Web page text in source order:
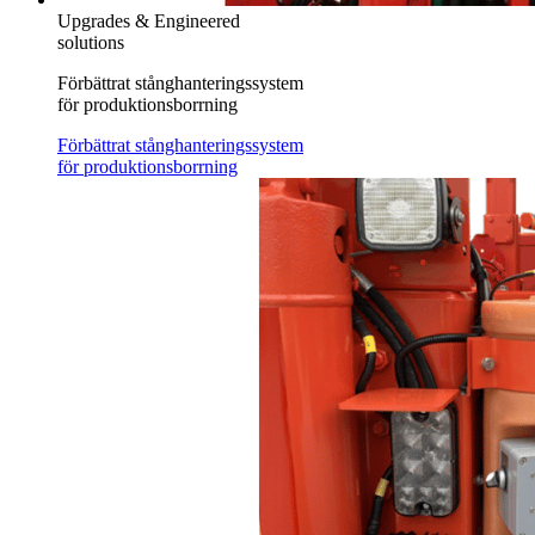
Upgrades & Engineered
solutions
Förbättrat stånghanteringssystem
för produktionsborrning
Förbättrat stånghanteringssystem
för produktionsborrning